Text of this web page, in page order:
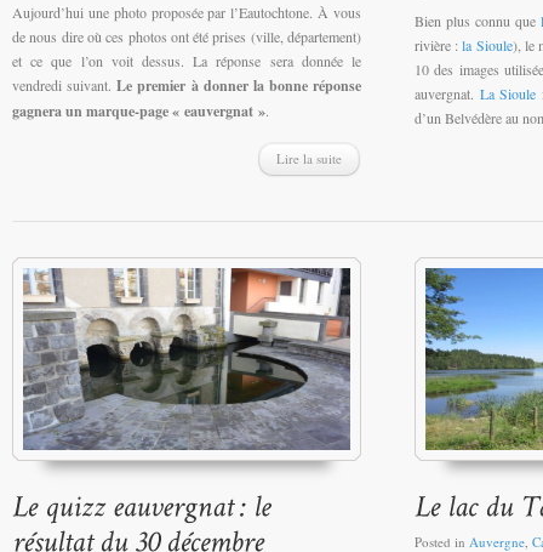
Aujourd’hui une photo proposée par l’Eautochtone. À vous
de nous dire où ces photos ont été prises (ville, département)
et ce que l’on voit dessus. La réponse sera donnée le
vendredi suivant.Le premier à donner la bonne réponse
gagnera un marque-page « eauvergnat ».
Lire la suite
Bien plus connu que
rivière :la Sioule), le
10 des images
auvergnat. La Sioule
d’un Belvédère au
Posted in Auvergne